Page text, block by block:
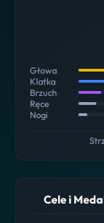
Głowa
Klatka
Brzuch
Ręce
Nogi
Cele i